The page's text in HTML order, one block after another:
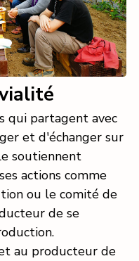
qui partagent avec
et d'échanger sur
soutiennent
actions comme
ou le comité de
de se
au producteur de